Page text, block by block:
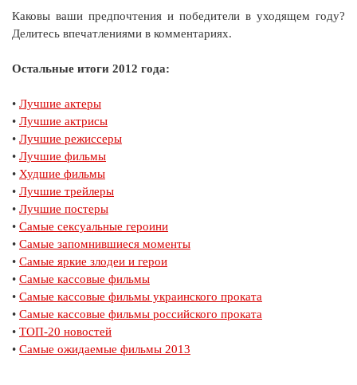
Каковы ваши предпочтения и победители в уходящем году?
Делитесь впечатлениями в комментариях.
Остальные итоги 2012 года:
• Лучшие актеры
• Лучшие актрисы
• Лучшие режиссеры
• Лучшие фильмы
• Худшие фильмы
• Лучшие трейлеры
• Лучшие постеры
• Самые сексуальные героини
• Самые запомнившиеся моменты
• Самые яркие злодеи и герои
• Самые кассовые фильмы
• Самые кассовые фильмы украинского проката
• Самые кассовые фильмы российского проката
• ТОП-20 новостей
• Самые ожидаемые фильмы 2013